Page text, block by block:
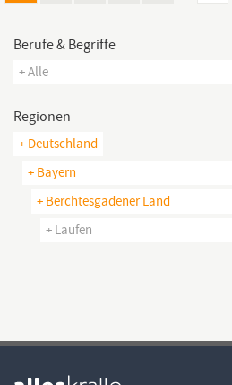
Berufe & Begriffe
+ Alle
Regionen
+ Deutschland
+ Bayern
+ Berchtesgadener Land
+ Laufen